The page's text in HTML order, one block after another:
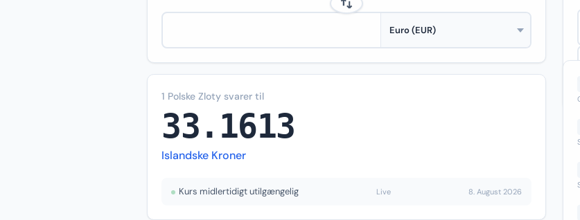
1 Polske Zloty svarer til
33.1613
Islandske Kroner
Kurs midlertidigt utilgængelig Live 8. August 2026